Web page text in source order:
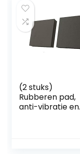
(2 stuks)
Rubberen pad,
anti-vibratie en